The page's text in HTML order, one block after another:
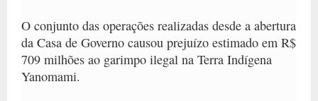
O conjunto das operações realizadas desde a abertura
da Casa de Governo causou prejuízo estimado em R$
709 milhões ao garimpo ilegal na Terra Indígena
Yanomami.